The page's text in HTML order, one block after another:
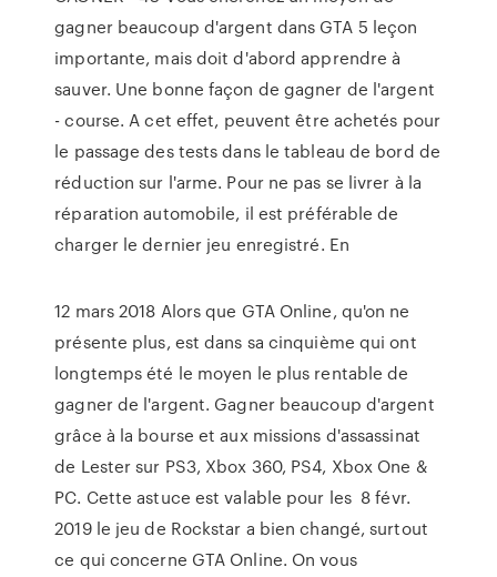
gagner beaucoup d'argent dans GTA 5 leçon
importante, mais doit d'abord apprendre à
sauver. Une bonne façon de gagner de l'argent
- course. A cet effet, peuvent être achetés pour
le passage des tests dans le tableau de bord de
réduction sur l'arme. Pour ne pas se livrer à la
réparation automobile, il est préférable de
charger le dernier jeu enregistré. En
12 mars 2018 Alors que GTA Online, qu'on ne
présente plus, est dans sa cinquième qui ont
longtemps été le moyen le plus rentable de
gagner de l'argent. Gagner beaucoup d'argent
grâce à la bourse et aux missions d'assassinat
de Lester sur PS3, Xbox 360, PS4, Xbox One &
PC. Cette astuce est valable pour les 8 févr.
2019 le jeu de Rockstar a bien changé, surtout
ce qui concerne GTA Online. On vous